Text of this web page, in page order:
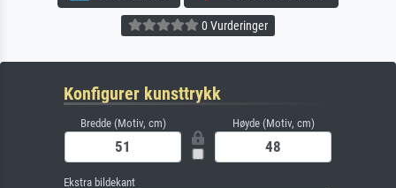
0 Vurderinger
Konfigurer kunsttrykk
Bredde (Motiv, cm) Høyde (Motiv, cm)
Ekstra bildekant